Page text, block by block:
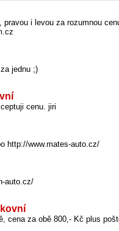
i levou za rozumnou
jednu ;)
cenu. jiri
http://www.mates-auto.cz/
auto.cz/
cena za obě 800,- Kč plus